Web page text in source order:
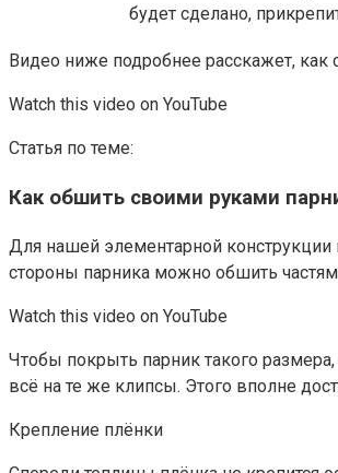
будет сделано,
Видео ниже подробнее расскажет,
Watch this video on YouTube
Статья по теме:
Как обшить своими руками
Для нашей элементарной
стороны парника можно обшить
Watch this video on YouTube
Чтобы покрыть парник такого
всё на те же клипсы. Этого вполне
Крепление плёнки